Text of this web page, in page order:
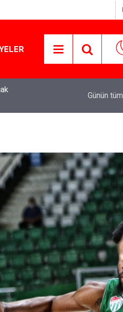
operasyon geliyor!
Günün tüm